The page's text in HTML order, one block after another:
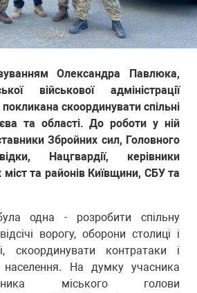
Олександра Павлюка,
військової адміністрації
скоординувати спільні
та області. До роботи у ній
Збройних сил, Головного
Нацгвардії, керівники
міст та районів Київщини, СБУ та
одна - розробити спільну
ворогу, оборони столиці і
скоординувати контратаки і
населення. На думку учасника
міського голови